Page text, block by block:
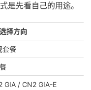
是先看自己的用途。
择方向
套餐
GIA / CN2 GIA-E